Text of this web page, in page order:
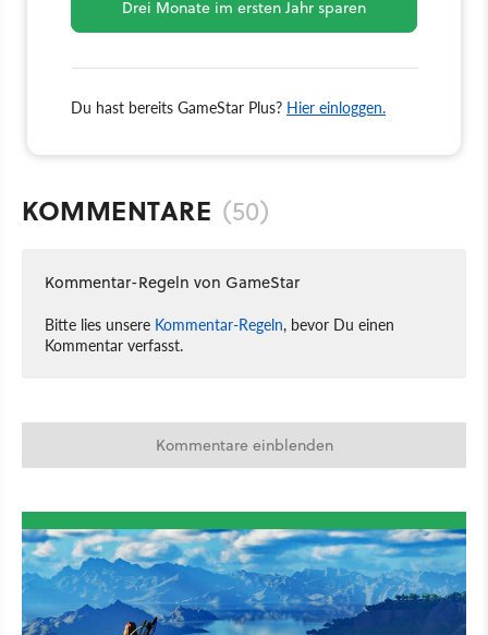
Drei Monate im ersten Jahr sparen
Du hast bereits GameStar Plus? Hier einloggen.
KOMMENTARE (50)
Kommentar-Regeln von GameStar
Bitte lies unsere Kommentar-Regeln, bevor Du einen
Kommentar verfasst.
Kommentare einblenden